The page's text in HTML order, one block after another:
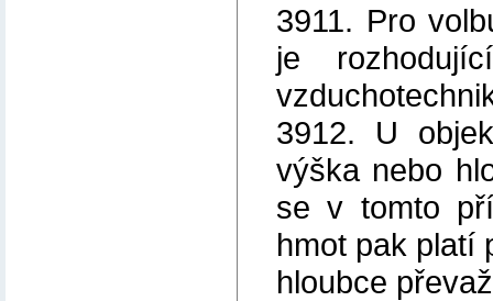
3911. Pro
je
3912. U
výška nebo
se v tomto
hmot pak platí
hloubce